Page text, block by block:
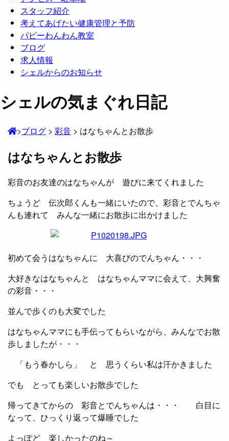
スタッフ紹介
考えてあげたい健康管理と予防
パピーわんわん教室
ブログ
求人情報
シェルからのお知らせ
シェルの気まぐれ日記
>ブログ > 彩音 > はなちゃんとお散歩
はなちゃんとお散歩
彩音のお友達のはなちゃんが 遊びに来てくれました
ちょうど 伝次郎くんも一緒にいたので、彩音とでんちゃ
んも連れて みんな一緒にお散歩に出かけました
初めて会うはなちゃんに 大喜びのでんちゃん・・・
大好きなはなちゃんと はなちゃんママに会えて、大興奮
の彩音・・・
並んで歩くのも大変でした
はなちゃんママにも手伝ってもらいながら、みんなでお散
歩しましたが・・・
「もう春かしら 」 と 思うくらい私は汗かきました
でも とっても楽しいお散歩でした
帰ってきてからの 彩音とでんちゃんは・・・ 白目に
なって、ひっくり返って爆睡でした
よっぽど 楽しかったのね～